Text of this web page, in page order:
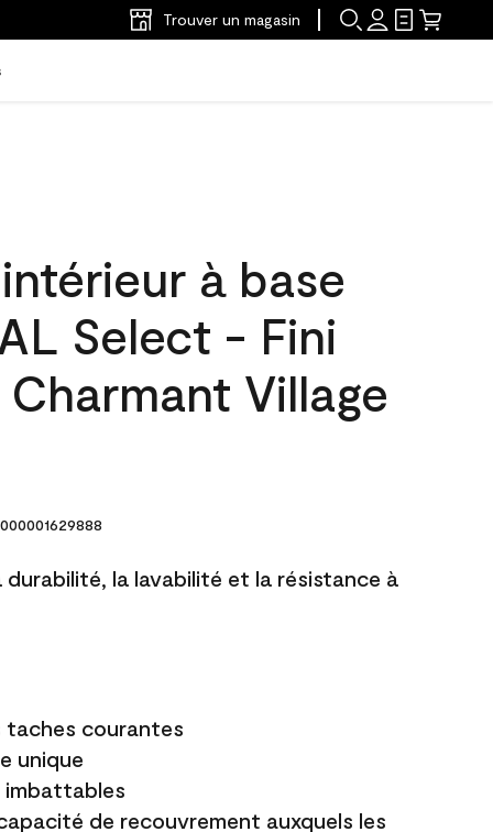
Trouver un magasin
à base
Select - Fini
Village
la lavabilité et la résistance à
taches courantes
unique
de recouvrement auxquels les